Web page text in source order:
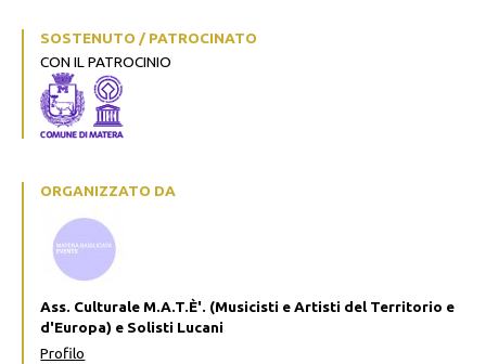
SOSTENUTO / PATROCINATO
CON IL PATROCINIO
ORGANIZZATO DA
Ass. Culturale M.A.T.È'. (Musicisti e Artisti del Territorio e
d'Europa) e Solisti Lucani
Profilo